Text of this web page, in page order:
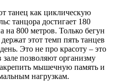
танец как циклическую
танцора достигает 180
на 800 метров. Только бегун
этот темп пять танцев
Это не про красоту – это
позволяют организму
мышечную память и
нагрузкам.